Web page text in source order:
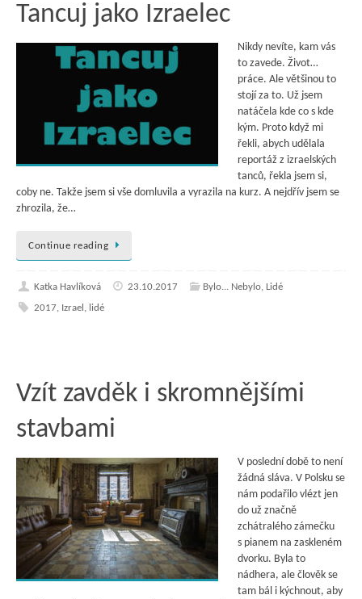
Tancuj jako Izraelec
Nikdy nevíte, kam vás
to zavede. Život…
práce. Ale většinou to
stojí za to. Už jsem
natáčela kde co s kde
kým. Proto když mi
řekli, abych udělala
reportáž z izraelských
tanců, řekla jsem si,
coby ne. Takže jsem si vše domluvila a vyrazila na kurz. A nejdřív jsem se
zhrozila, že…
Continue reading
Katka Havlíková 23.10.2017 Bylo... Nebylo, Lidé
2017, Izrael , lidé
Vzít zavděk i skromnějšími
stavbami
V poslední době to není
žádná sláva. V Polsku se
nám podařilo vlézt jen
do už značně
zchátralého zámečku
s pianem na zaskleném
dvorku. Byla to
nádhera, ale člověk se
tam bál i kýchnout, aby